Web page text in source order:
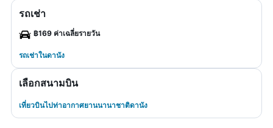
รถเช่า
฿169 ค่าเฉลี่ยรายวัน
รถเช่าในดานัง
เลือกสนามบิน
เที่ยวบินไปท่าอากาศยานนานาชาติดานัง